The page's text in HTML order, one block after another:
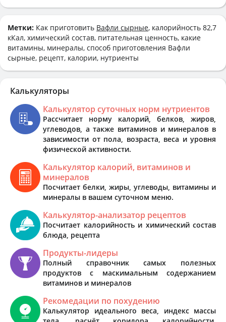
Метки: Как приготовить Вафли сырные, калорийность 82,7
кКал, химический состав, питательная ценность, какие
витамины, минералы, способ приготовления Вафли
сырные, рецепт, калории, нутриенты
Калькуляторы
Калькулятор суточных норм нутриентов
Рассчитает норму калорий, белков, жиров,
углеводов, а также витаминов и минералов в
зависимости от пола, возраста, веса и уровня
физической активности.
Калькулятор калорий, витаминов и
минералов
Посчитает белки, жиры, углеводы, витамины и
минералы в вашем суточном меню.
Калькулятор-анализатор рецептов
Посчитает калорийность и химический состав
блюда, рецепта
Продукты-лидеры
Полный справочник самых полезных
продуктов с маскимальным содержанием
витаминов и минералов
Рекомедации по похудению
Калькулятор идеального веса, индекс массы